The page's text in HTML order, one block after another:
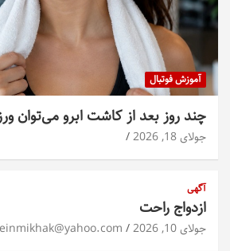
آموزش فوتبال
چند روز بعد از کاشت ابرو می‌توان
جولای 18, 2026
آگهی
ازدواج راحت
جولای 10, 2026